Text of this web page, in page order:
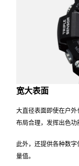
宽大表面
大直径表面即使在户
布局合理，发挥出色功
此外，还提供各种数
量值。